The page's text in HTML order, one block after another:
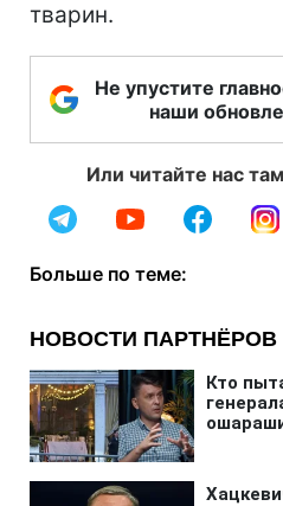
тварин.
Не упустите
наши
Или читайте нас
Больше по теме: